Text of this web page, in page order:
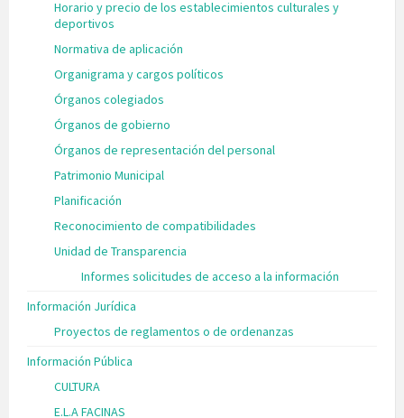
Horario y precio de los establecimientos culturales y
deportivos
Normativa de aplicación
Organigrama y cargos políticos
Órganos colegiados
Órganos de gobierno
Órganos de representación del personal
Patrimonio Municipal
Planificación
Reconocimiento de compatibilidades
Unidad de Transparencia
Informes solicitudes de acceso a la información
Información Jurídica
Proyectos de reglamentos o de ordenanzas
Información Pública
CULTURA
E.L.A FACINAS